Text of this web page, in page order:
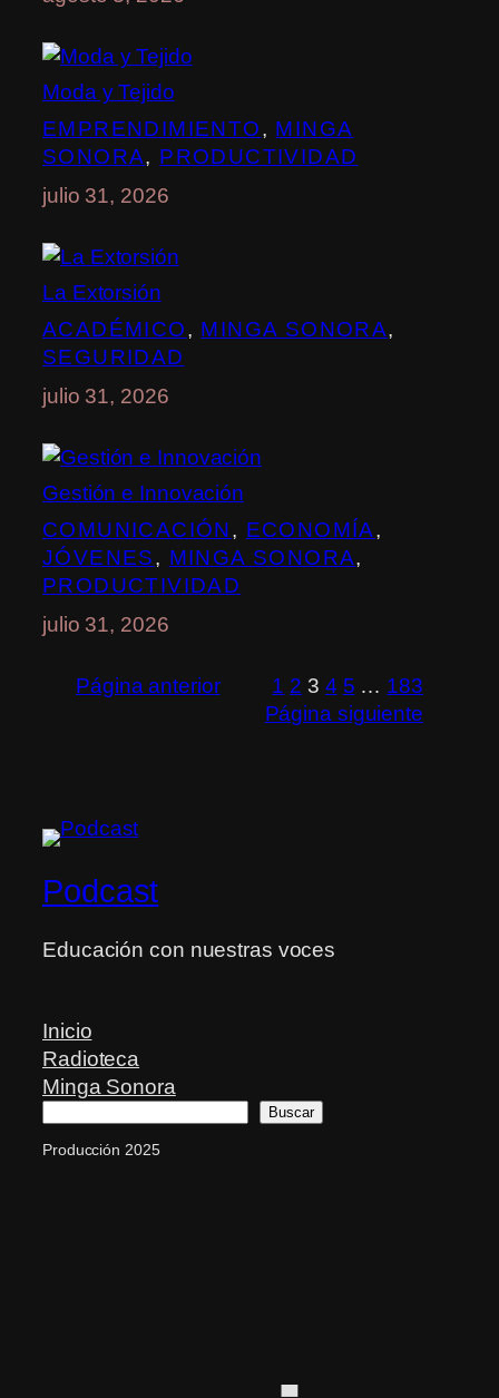
Moda y Tejido
EMPRENDIMIENTO, MINGA
SONORA, PRODUCTIVIDAD
julio 31, 2026
La Extorsión
ACADÉMICO, MINGA SONORA
SEGURIDAD
julio 31, 2026
Gestión e Innovación
COMUNICACIÓN, ECONOMÍA
JÓVENES, MINGA SONORA
PRODUCTIVIDAD
julio 31, 2026
Página anterior 1 2 3 4 5 … 183
Página siguiente
Podcast
Educación con nuestras voces
Inicio
Radioteca
Minga Sonora
Buscar
Producción 2025